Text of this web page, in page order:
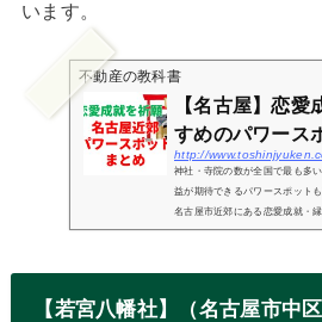
います。
不動産の教科書
【名古屋】恋愛
すめのパワース
神社・寺院の数が全国で最も多
益が期待できるパワースポット
名古屋市近郊にある恋愛成就・
いきます。パワースポットを巡
【若宮八幡社】（名古屋市中区